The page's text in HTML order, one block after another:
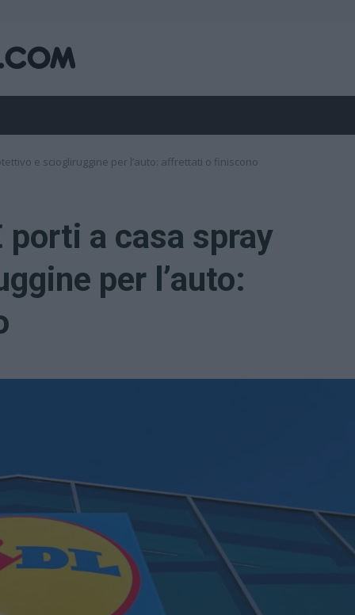
e sciogliruggine per l’auto: affrettati o finiscono
porti a casa spray
per l’auto: